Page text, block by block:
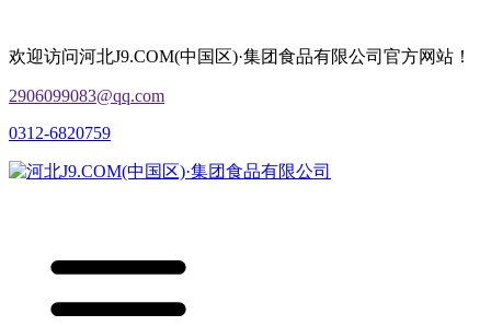
欢迎访问河北J9.COM(中国区)·集团食品有限公司官方网站！
2906099083@qq.com
0312-6820759